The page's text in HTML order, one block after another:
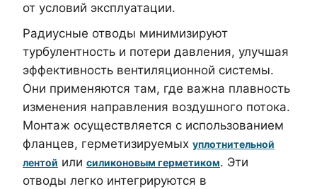
от условий эксплуатации.
Радиусные отводы минимизируют
турбулентность и потери давления, улучшая
эффективность вентиляционной системы.
Они применяются там, где важна плавность
изменения направления воздушного потока.
Монтаж осуществляется с использованием
фланцев, герметизируемых уплотнительной
лентой или силиконовым герметиком. Эти
отводы легко интегрируются в